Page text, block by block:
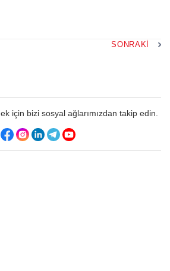
SONRAKI
için bizi sosyal ağlarımızdan takip edin.